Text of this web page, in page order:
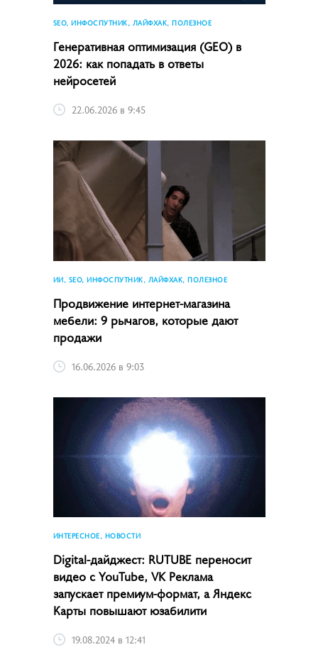
SEO, ИНФОСПУТНИК, ЛАЙФХАК, ПОЛЕЗНОЕ
Генеративная оптимизация (GEO) в
2026: как попадать в ответы
нейросетей
22.06.2026 в 9:45
ИИ, SEO, ИНФОСПУТНИК, ЛАЙФХАК, ПОЛЕЗНОЕ
Продвижение интернет-магазина
мебели: 9 рычагов, которые дают
продажи
16.06.2026 в 9:03
ИНТЕРЕСНОЕ, НОВОСТИ
Digital-дайджест: RUTUBE переносит
видео с YouTube, VK Реклама
запускает премиум-формат, а Яндекс
Карты повышают юзабилити
19.08.2024 в 12:41